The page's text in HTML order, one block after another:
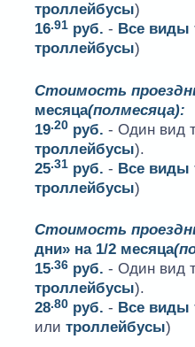
троллейбусы)
16.91 руб. - Все виды
троллейбусы)
Стоимость
месяца(полмесяца):
19.20 руб. - Один вид
троллейбусы).
25.31 руб. - Все виды
троллейбусы)
Стоимость
дни» на 1/2 месяца
15.36 руб. - Один вид
троллейбусы).
28.80 руб. - Все виды
илитроллейбусы)